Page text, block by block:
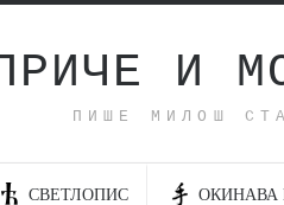
И
ПИШЕ МИЛОШ
СВЕТЛОПИС ОКИНАВА